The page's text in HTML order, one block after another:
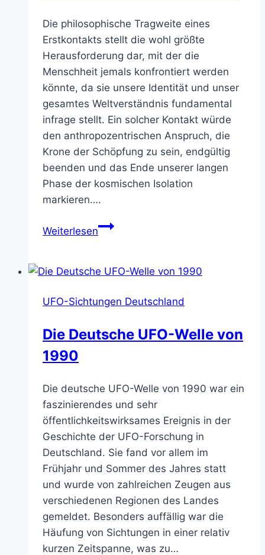
Die philosophische Tragweite eines
Erstkontakts stellt die wohl größte
Herausforderung dar, mit der die
Menschheit jemals konfrontiert werden
könnte, da sie unsere Identität und unser
gesamtes Weltverständnis fundamental
infrage stellt. Ein solcher Kontakt würde
den anthropozentrischen Anspruch, die
Krone der Schöpfung zu sein, endgültig
beenden und das Ende unserer langen
Phase der kosmischen Isolation
markieren….
WeiterlesenPhilosophie
–
ein
für
bedeuten
würde
UFO-Sichtungen Deutschland
Die Deutsche UFO-Welle von
1990
Die deutsche UFO-Welle von 1990 war ein
faszinierendes und sehr
öffentlichkeitswirksames Ereignis in der
Geschichte der UFO-Forschung in
Deutschland. Sie fand vor allem im
Frühjahr und Sommer des Jahres statt
und wurde von zahlreichen Zeugen aus
verschiedenen Regionen des Landes
gemeldet. Besonders auffällig war die
Häufung von Sichtungen in einer relativ
kurzen Zeitspanne, was zu…